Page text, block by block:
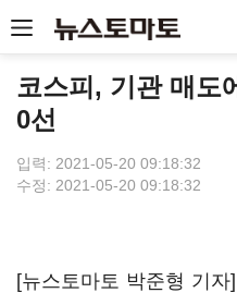
코스피, 기관 매
0선
입력: 2021-05-20 09:18:32
수정: 2021-05-20 09:18:32
[뉴스토마토 박준형 기자